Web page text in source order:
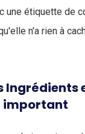
une étiquette de
n'a rien à
Ingrédients
important